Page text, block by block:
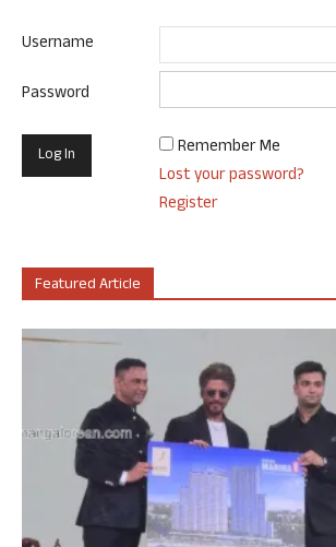
Username
Password
Remember Me
Lost your password?
Register
Featured Article